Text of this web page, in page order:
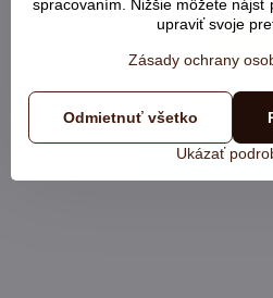
Celkové
Všetky
spracovaním. Nižšie môžete nájsť
upraviť svoje
Zásady ochrany
Ukázať
Odmietnuť všetko